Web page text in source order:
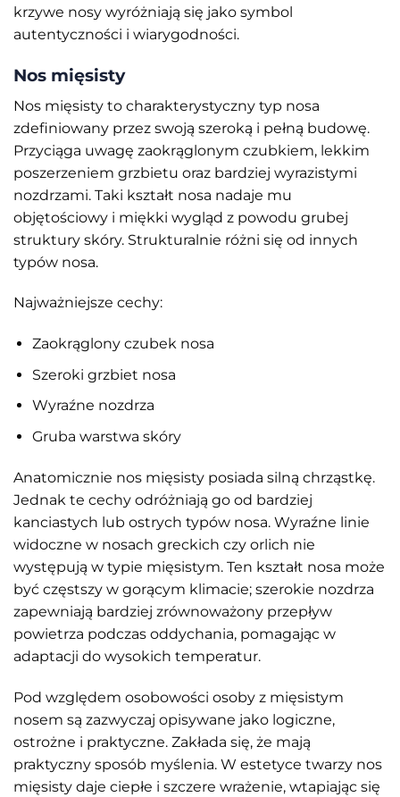
krzywe nosy wyróżniają się jako symbol
autentyczności i wiarygodności.
Nos mięsisty
Nos mięsisty to charakterystyczny typ nosa
zdefiniowany przez swoją szeroką i pełną budowę.
Przyciąga uwagę zaokrąglonym czubkiem, lekkim
poszerzeniem grzbietu oraz bardziej wyrazistymi
nozdrzami. Taki kształt nosa nadaje mu
objętościowy i miękki wygląd z powodu grubej
struktury skóry. Strukturalnie różni się od innych
typów nosa.
Najważniejsze cechy:
Zaokrąglony czubek nosa
Szeroki grzbiet nosa
Wyraźne nozdrza
Gruba warstwa skóry
Anatomicznie nos mięsisty posiada silną chrząstkę.
Jednak te cechy odróżniają go od bardziej
kanciastych lub ostrych typów nosa. Wyraźne linie
widoczne w nosach greckich czy orlich nie
występują w typie mięsistym. Ten kształt nosa może
być częstszy w gorącym klimacie; szerokie nozdrza
zapewniają bardziej zrównoważony przepływ
powietrza podczas oddychania, pomagając w
adaptacji do wysokich temperatur.
Pod względem osobowości osoby z mięsistym
nosem są zazwyczaj opisywane jako logiczne,
ostrożne i praktyczne. Zakłada się, że mają
praktyczny sposób myślenia. W estetyce twarzy nos
mięsisty daje ciepłe i szczere wrażenie, wtapiając się